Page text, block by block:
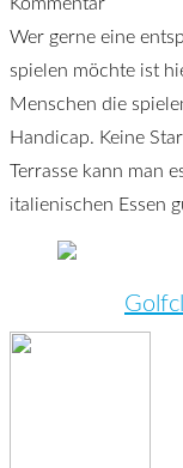
Wer gerne eine
spielen möchte ist
Menschen die
Handicap. Keine
Terrasse kann man
italienischen Essen